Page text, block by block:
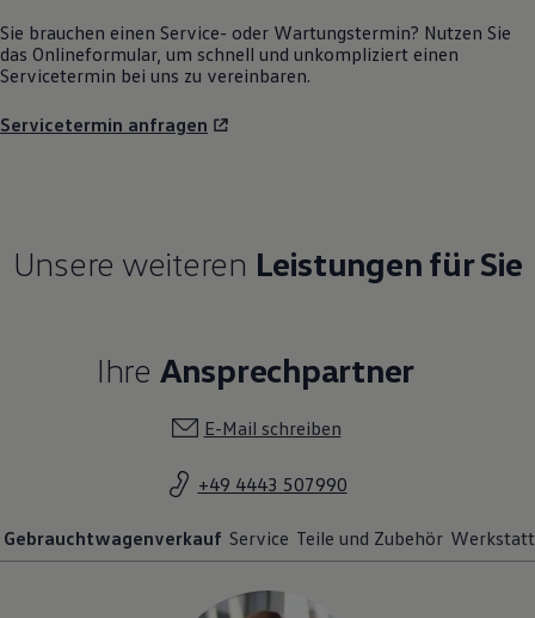
Sie brauchen einen Service- oder Wartungstermin? Nutzen Sie
das Onlineformular, um schnell und unkompliziert einen
Servicetermin bei uns zu vereinbaren.
Servicetermin anfragen
Unsere weiteren Leistungen für Sie
Ihre Ansprechpartner
E-Mail schreiben
+49 4443 507990
Gebrauchtwagenverkauf Service Teile und Zubehör Werkstatt